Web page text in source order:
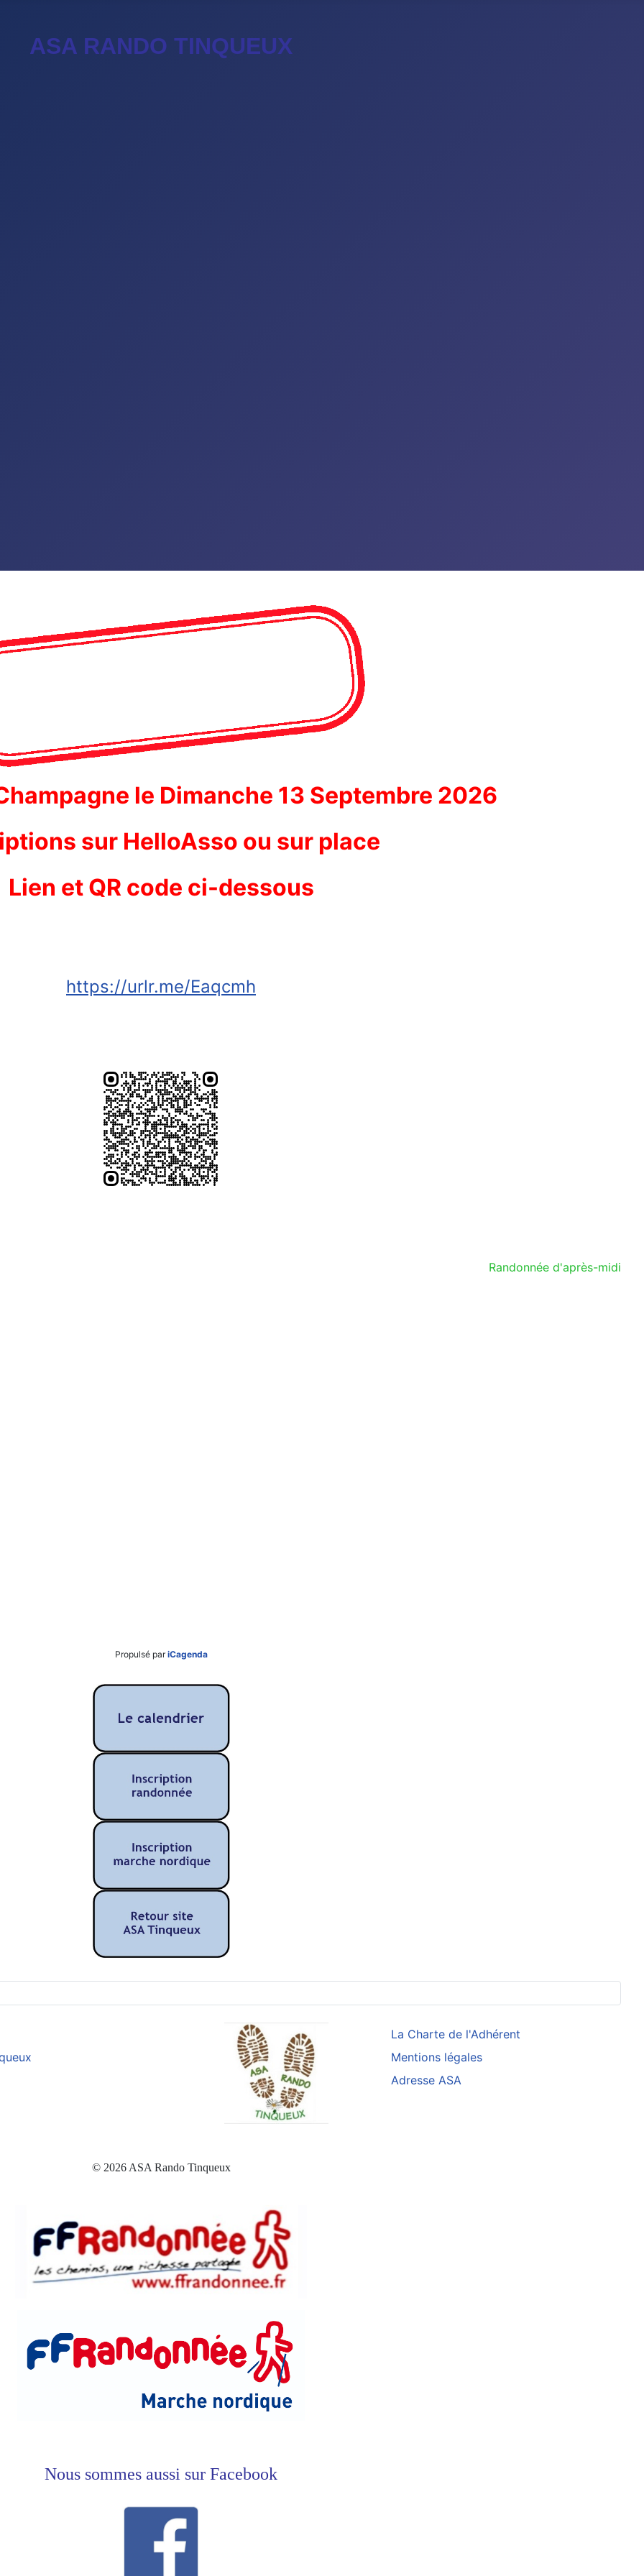
ASA RANDO TINQUEUX
le Dimanche 13 Septembre 2026
sur HelloAsso ou sur place
Lien et QR code ci-dessous
https://urlr.me/Eaqcmh
Nous sommes aussi sur Facebook
Randonnée d'après-midi
Propulsé pariCagenda
La Charte de l'Adhérent
Mentions légales
Adresse ASA
© 2026 ASA Rando Tinqueux